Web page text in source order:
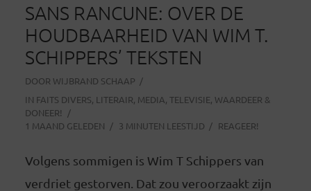
SANS RANCUNE: OVER DE
HOUDBAARHEID VAN WIM T.
SCHIPPERS’ TEKSTEN
DOOR WIJBRAND SCHAAP
IN FAITS DIVERS, LITERAIR, MEDIA, TELEVISIE, WAARDEER &
DONEER!
1 MAAND GELEDEN
3 MINUTEN LEESTIJD REAGEER!
Volgens sommigen is Wim T Schippers van
verdriet gestorven. Dat zou veroorzaakt zijn